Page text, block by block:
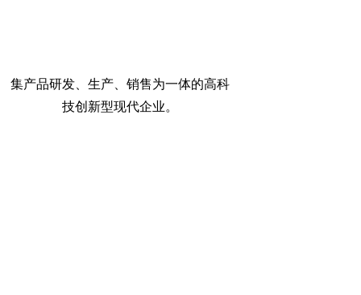
集产品研发、生产、销售为一体的高科
技创新型现代企业。